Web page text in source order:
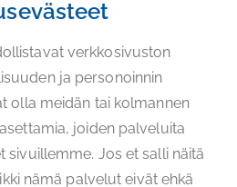
verkkosivuston
ja personoinnin
olla meidän tai kolmannen
joiden palveluita
sivuillemme. Jos et salli näitä
nämä palvelut eivät ehkä